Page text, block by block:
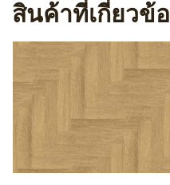
สินค้าที่เกี่ยวข้